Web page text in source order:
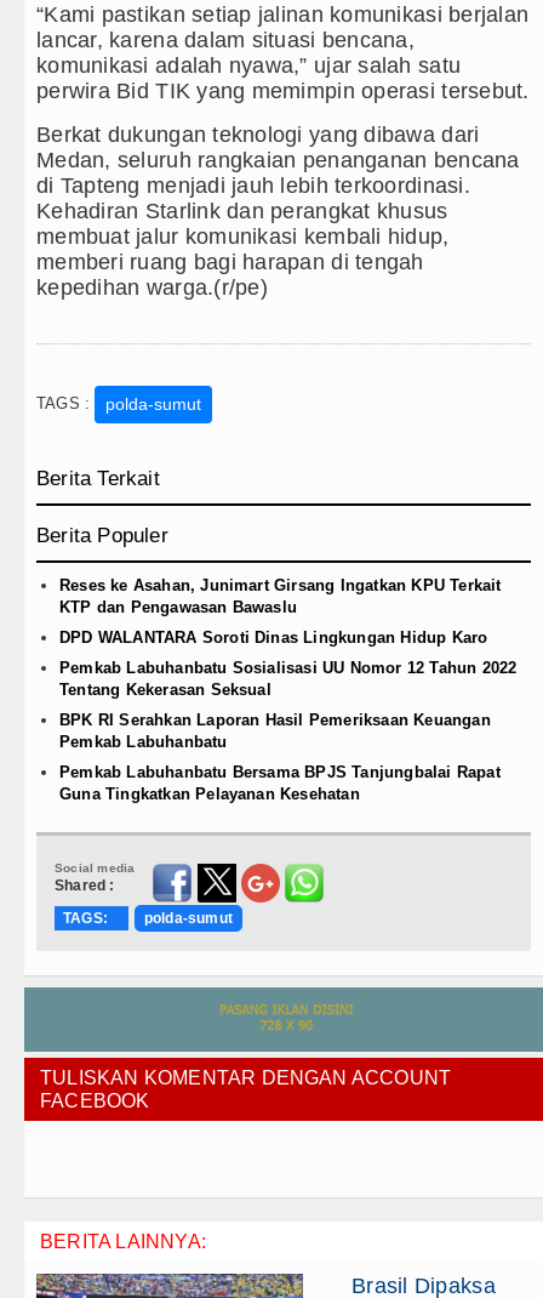
“Kami pastikan setiap jalinan komunikasi berjalan
lancar, karena dalam situasi bencana,
komunikasi adalah nyawa,” ujar salah satu
perwira Bid TIK yang memimpin operasi tersebut.
Berkat dukungan teknologi yang dibawa dari
Medan, seluruh rangkaian penanganan bencana
di Tapteng menjadi jauh lebih terkoordinasi.
Kehadiran Starlink dan perangkat khusus
membuat jalur komunikasi kembali hidup,
memberi ruang bagi harapan di tengah
kepedihan warga.(r/pe)
TAGS : polda-sumut
Berita Terkait
Berita Populer
Reses ke Asahan, Junimart Girsang Ingatkan KPU Terkait
KTP dan Pengawasan Bawaslu
DPD WALANTARA Soroti Dinas Lingkungan Hidup Karo
Pemkab Labuhanbatu Sosialisasi UU Nomor 12 Tahun 2022
Tentang Kekerasan Seksual
BPK RI Serahkan Laporan Hasil Pemeriksaan Keuangan
Pemkab Labuhanbatu
Pemkab Labuhanbatu Bersama BPJS Tanjungbalai Rapat
Guna Tingkatkan Pelayanan Kesehatan
Social media
Shared :
TAGS:
polda-sumut
TULISKAN KOMENTAR DENGAN ACCOUNT
FACEBOOK
BERITA LAINNYA:
Brasil Dipaksa